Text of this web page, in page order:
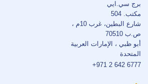
برج سي.ايي
مكتب. 504
شارع البطين، غرب 10م ،
ص.ب 70510
أبو ظبي ، الإمارات العربية
المتحدة
+971 2 642 6777